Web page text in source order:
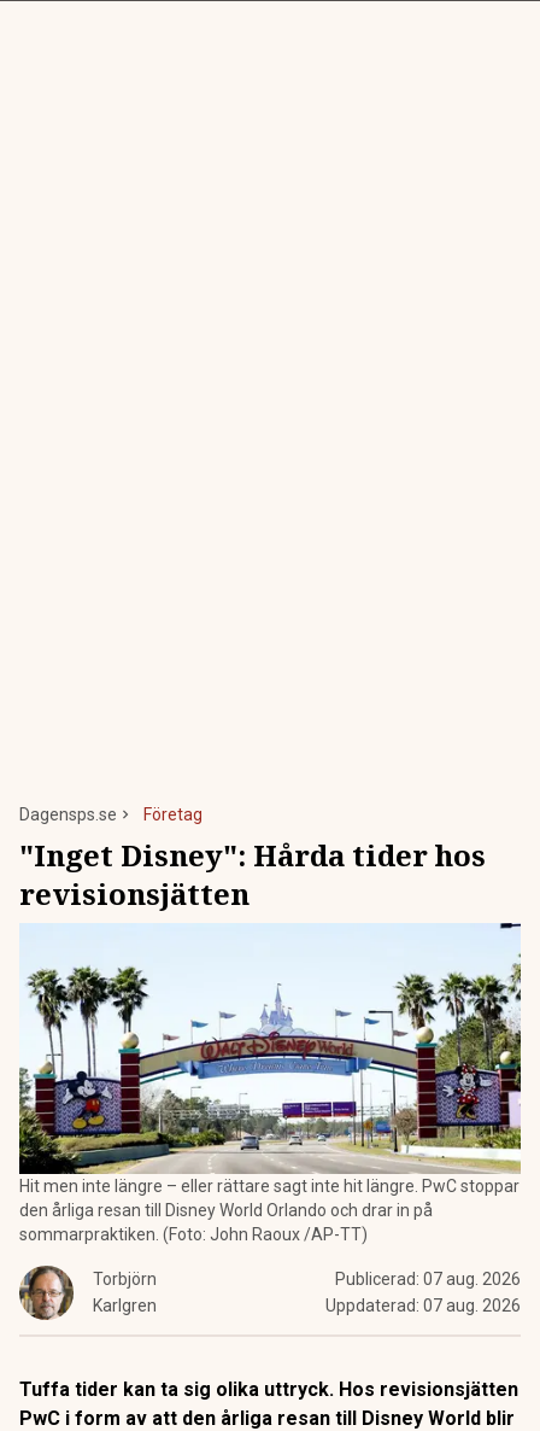
Dagensps.se Företag
"Inget Disney": Hårda tider hos
revisionsjätten
Hit men inte längre – eller rättare sagt inte hit längre. PwC stoppar
den årliga resan till Disney World Orlando och drar in på
sommarpraktiken. (Foto: John Raoux /AP-TT)
Torbjörn
Karlgren
Publicerad: 07 aug. 2026
Uppdaterad: 07 aug. 2026
Tuffa tider kan ta sig olika uttryck. Hos revisionsjätten
PwC i form av att den årliga resan till Disney World blir